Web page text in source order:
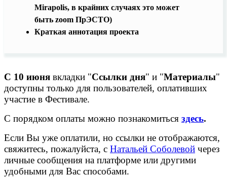
Mirapolis, в крайних случаях это может
быть zoom ПрЭСТО)
Краткая аннотация проекта
C 10 июня вкладки "Ссылки дня" и "Материалы"
доступны только для пользователей, оплативших
участие в Фестивале.
С порядком оплаты можно познакомиться здесь.
Если Вы уже оплатили, но ссылки не отображаются,
свяжитесь, пожалуйста, с Натальей Соболевой через
личные сообщения на платформе или другими
удобными для Вас способами.